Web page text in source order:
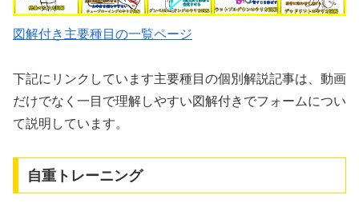
図解付き主要種目の一覧ページ
下記にリンクしています主要種目の個別解説記事は、動画
だけでなく一目で理解しやすい図解付きでフォームについ
て説明しています。
自重トレーニング